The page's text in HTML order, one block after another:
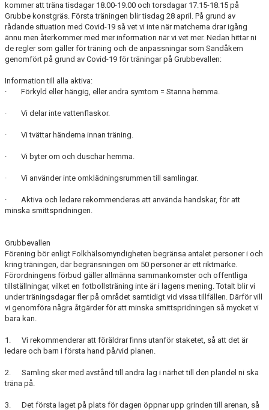
kommer att träna tisdagar 18.00-19.00 och torsdagar 17.15-18.15 på
Grubbe konstgräs. Första träningen blir tisdag 28 april. På grund av
rådande situation med Covid-19 så vet vi inte när matcherna drar igång
ännu men återkommer med mer information när vi vet mer. Nedan hittar ni
de regler som gäller för träning och de anpassningar som Sandåkern
genomfört på grund av Covid-19 för träningar på Grubbevallen:
Information till alla aktiva:
· Förkyld eller hängig, eller andra symtom = Stanna hemma.
· Vi delar inte vattenflaskor.
· Vi tvättar händerna innan träning.
· Vi byter om och duschar hemma.
· Vi använder inte omklädningsrummen till samlingar.
· Aktiva och ledare rekommenderas att använda handskar, för att
minska smittspridningen.
Grubbevallen
Förening bör enligt Folkhälsomyndigheten begränsa antalet personer i och
kring träningen, där begränsningen om 50 personer är ett riktmärke.
Förordningens förbud gäller allmänna sammankomster och offentliga
tillställningar, vilket en fotbollsträning inte är i lagens mening. Totalt blir vi
under träningsdagar fler på området samtidigt vid vissa tillfällen. Därför vill
vi genomföra några åtgärder för att minska smittspridningen så mycket vi
bara kan.
1. Vi rekommenderar att föräldrar finns utanför staketet, så att det är
ledare och barn i första hand på/vid planen.
2. Samling sker med avstånd till andra lag i närhet till den plandel ni ska
träna på.
3. Det första laget på plats för dagen öppnar upp grinden till arenan, så